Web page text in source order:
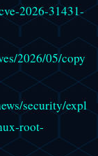
2026-31431-
2026/05/copy
security/expl
root-